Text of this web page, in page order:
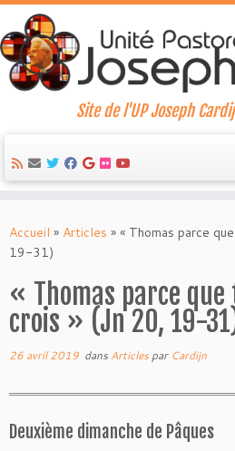
to
content
Site de l'UP Joseph
Accueil » Articles » « Thomas parce
19-31)
« Thomas parce que
crois » (Jn 20, 19-
26 avril 2019 dans Articles par Cardijn
Deuxième dimanche de Pâques